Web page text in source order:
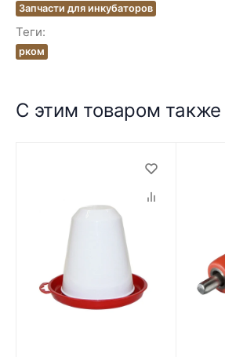
Запчасти для инкубаторов
Теги:
рком
С этим товаром